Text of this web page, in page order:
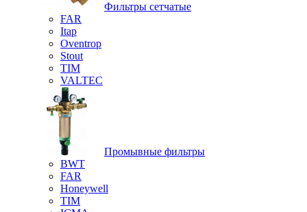
Фильтры сетчатые
FAR
Itap
Oventrop
Stout
TIM
VALTEC
Промывные фильтры
BWT
FAR
Honeywell
TIM